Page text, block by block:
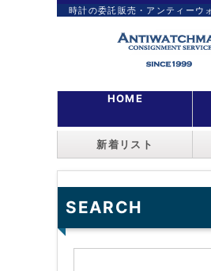
時計の委託販売・アンティーウ
HOME
新着リスト
SEARCH